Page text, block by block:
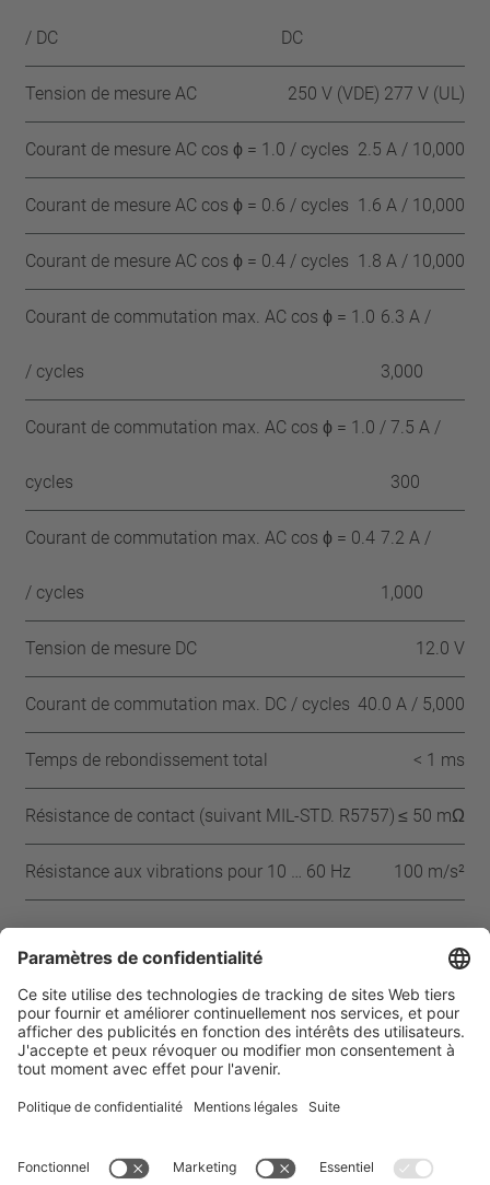
/ DC DC
Tension de mesure AC 250 V (VDE) 277 V (UL)
Courant de mesure AC cos ϕ = 1.0 / cycles 2.5 A / 10,000
Courant de mesure AC cos ϕ = 0.6 / cycles 1.6 A / 10,000
Courant de mesure AC cos ϕ = 0.4 / cycles 1.8 A / 10,000
Courant de commutation max. AC cos ϕ = 1.0
/ cycles
6.3 A /
3,000
Courant de commutation max. AC cos ϕ = 1.0 /
cycles
7.5 A /
300
Courant de commutation max. AC cos ϕ = 0.4
/ cycles
7.2 A /
1,000
Tension de mesure DC 12.0 V
Courant de commutation max. DC / cycles 40.0 A / 5,000
Temps de rebondissement total < 1 ms
Résistance de contact (suivant MIL-STD. R5757) ≤ 50 mΩ
Résistance aux vibrations pour 10 … 60 Hz 100 m/s²
Approbations
CQC CSA UL VDE ENEC IEC